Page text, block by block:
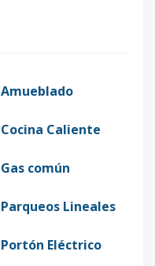
Amueblado
Cocina Caliente
Gas común
Parqueos Lineales
Portón Eléctrico